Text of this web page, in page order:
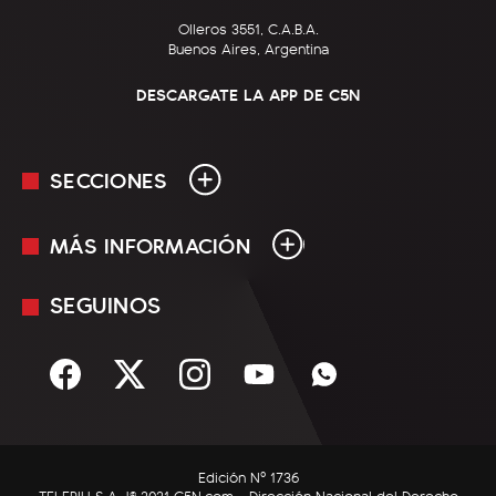
Olleros 3551, C.A.B.A.
Buenos Aires, Argentina
DESCARGATE LA APP DE C5N
SECCIONES
En Vivo
Sociedad
C5N Autos
MÁS INFORMACIÓN
Mediakit
Términos y condiciones
SEGUINOS
Edición Nº 1736